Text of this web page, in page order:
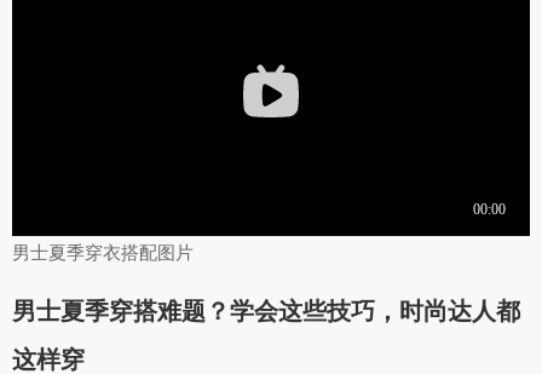
男士夏季穿衣搭配图片
男士夏季穿搭难题？学会这些技巧，时尚达人都
这样穿